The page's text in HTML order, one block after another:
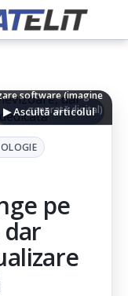
software (imagine
generată digital)
▶ Ascultă articolul
pe